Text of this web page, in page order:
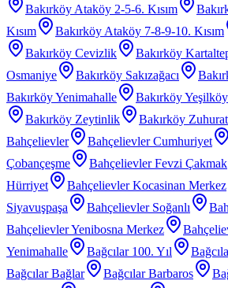
Bakırköy Ataköy 2-5-6. Kısım
Kısım
Bakırköy Ataköy 7-8-9-10. Kısım
Bakırköy Cevizlik
Bakırköy
Osmaniye
Bakırköy Sakızağacı
Bakırköy Yenimahalle
Bakırköy Yeşilköy
Bakırköy Zeytinlik
Bakırköy
Bahçelievler
Bahçelievler Cumhuriyet
Çobançeşme
Bahçelievler Fevzi Çakmak
Hürriyet
Bahçelievler Kocasinan Merkez
Siyavuşpaşa
Bahçelievler Soğanlı
Bahçelievler Yenibosna Merkez
Yenimahalle
Bağcılar 100. Yıl
Bağcılar Bağlar
Bağcılar Barbaros